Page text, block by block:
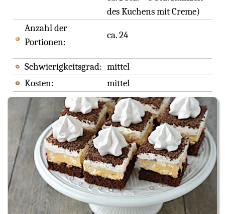
des Kuchens mit Creme)
Anzahl der
Portionen:
ca. 24
Schwierigkeitsgrad: mittel
Kosten:
mittel